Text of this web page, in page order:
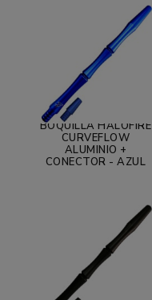
BOQUILLA HALOFIRE
CURVEFLOW
ALUMINIO +
CONECTOR - AZUL